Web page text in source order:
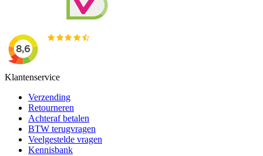
Klantenservice
Verzending
Retourneren
Achteraf betalen
BTW terugvragen
Veelgestelde vragen
Kennisbank